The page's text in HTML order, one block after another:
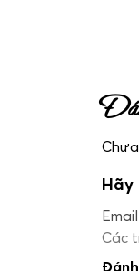
Hãy
Các